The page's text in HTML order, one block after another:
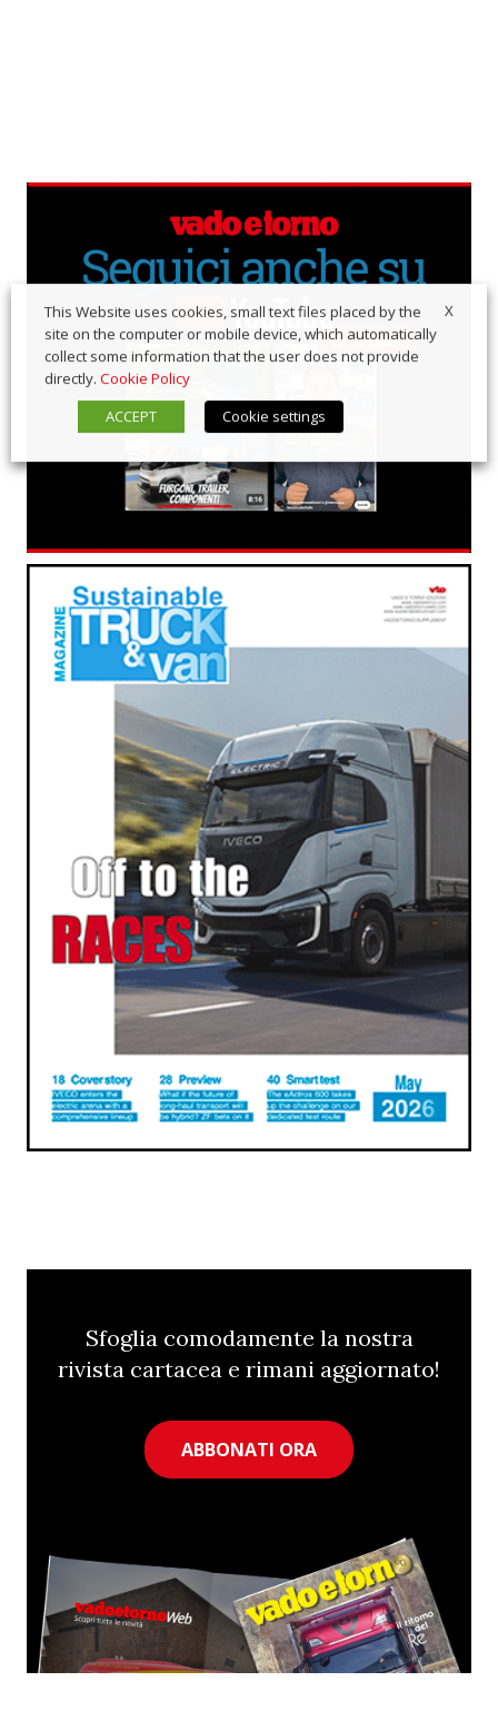
Sfoglia comodamente la nostra
rivista cartacea e rimani aggiornato!
ABBONATI ORA
X
This Website uses cookies, small text files placed by the
site on the computer or mobile device, which automatically
collect some information that the user does not provide
directly. Cookie Policy
ACCEPT
Cookie settings